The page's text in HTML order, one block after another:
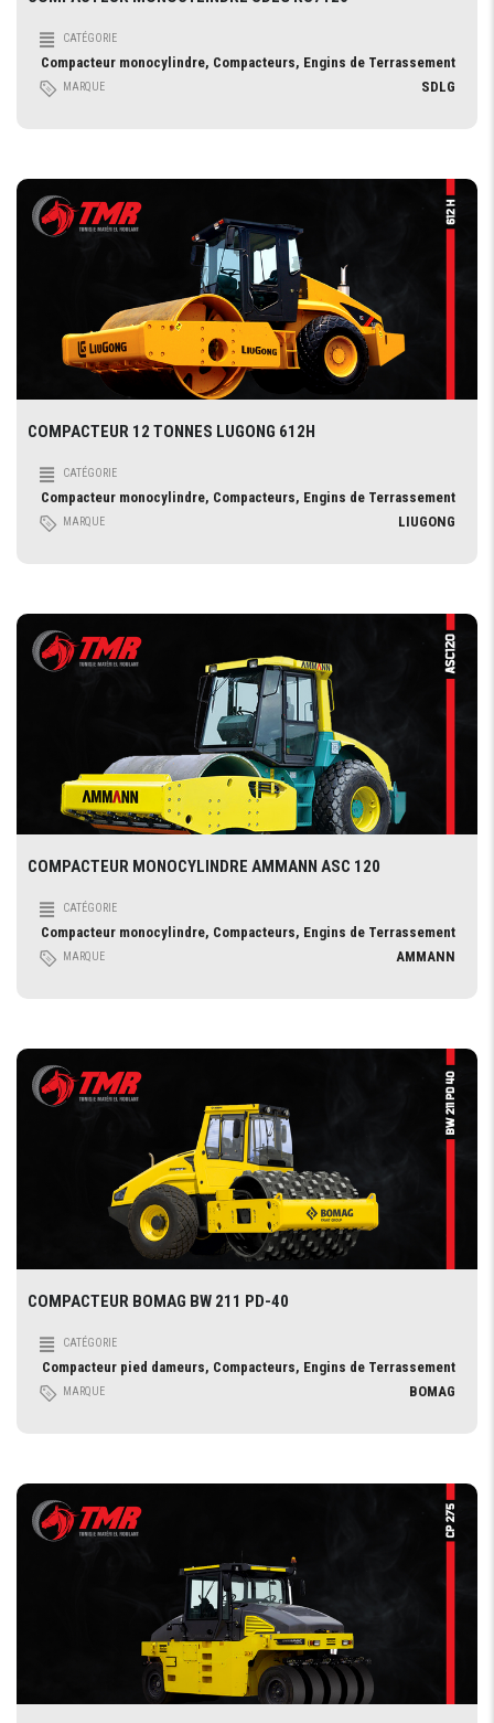
CATÉGORIE
Compacteur monocylindre, Compacteurs, Engins de Terrassement
MARQUE SDLG
COMPACTEUR 12 TONNES LUGONG 612H
CATÉGORIE
Compacteur monocylindre, Compacteurs, Engins de Terrassement
MARQUE LIUGONG
COMPACTEUR MONOCYLINDRE AMMANN ASC 120
CATÉGORIE
Compacteur monocylindre, Compacteurs, Engins de Terrassement
MARQUE AMMANN
COMPACTEUR BOMAG BW 211 PD-40
CATÉGORIE
Compacteur pied dameurs, Compacteurs, Engins de Terrassement
MARQUE BOMAG